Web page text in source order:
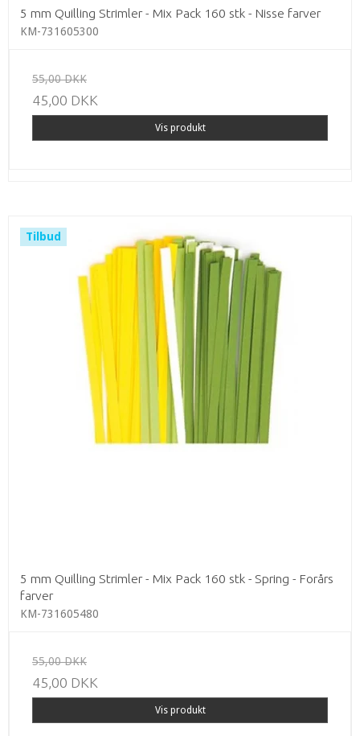
5 mm Quilling Strimler - Mix Pack 160 stk - Nisse farver
KM-731605300
55,00 DKK
45,00 DKK
Vis produkt
Tilbud
5 mm Quilling Strimler - Mix Pack 160 stk - Spring - Forårs
farver
KM-731605480
55,00 DKK
45,00 DKK
Vis produkt